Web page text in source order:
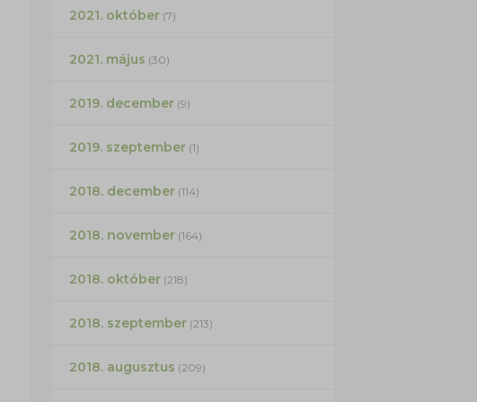
2021. október(7)
2021. május (30)
2019. december(9)
2019. szeptember(1)
2018. december(114)
2018. november(164)
2018. október(218)
2018. szeptember(213)
2018. augusztus (209)